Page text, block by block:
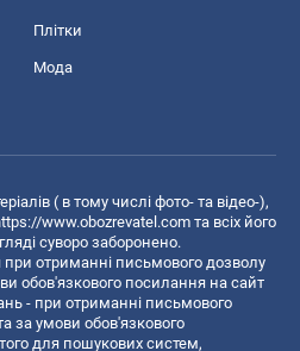
Плітки
Мода
( в тому числі фото- та відео-),
www.obozrevatel.com та всіх його
суворо заборонено.
отриманні письмового дозволу
обов'язкового посилання на сайт
- при отриманні письмового
за умови обов'язкового
для пошукових систем,